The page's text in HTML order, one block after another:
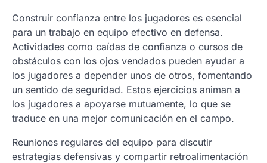
Construir confianza entre los jugadores es esencial
para un trabajo en equipo efectivo en defensa.
Actividades como caídas de confianza o cursos de
obstáculos con los ojos vendados pueden ayudar a
los jugadores a depender unos de otros, fomentando
un sentido de seguridad. Estos ejercicios animan a
los jugadores a apoyarse mutuamente, lo que se
traduce en una mejor comunicación en el campo.
Reuniones regulares del equipo para discutir
estrategias defensivas y compartir retroalimentación